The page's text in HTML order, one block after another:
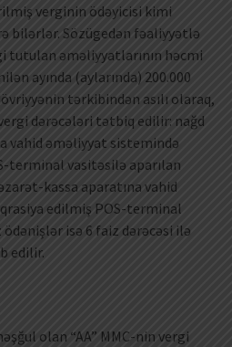
verginin ödəyicisi kimi
bilərlər. Sözügedən fəaliyyətlə
tutulan əməliyyatlarının həcmi
ayında (aylarında) 200.000
tərkibindən asılı olaraq,
dərəcələri tətbiq edilir: nağd
vahid əməliyyat sistemində
terminal vasitəsilə aparılan
kassa aparatına vahid
edilmiş POS-terminal
ödənişlər isə 6 faiz dərəcəsi ilə
edilir.
olan “AA” MMC-nin vergi